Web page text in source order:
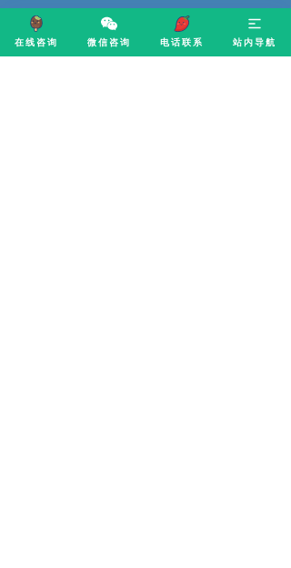
在线咨询 微信咨询 电话联系 站内导航